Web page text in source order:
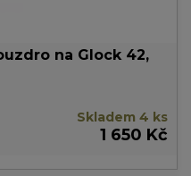
na Glock 42,
Skladem 4 ks
1 650 Kč